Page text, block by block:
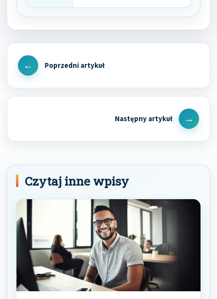
Nawigacja
wpisu
Previous
Next
Post
Czytaj inne wpisy